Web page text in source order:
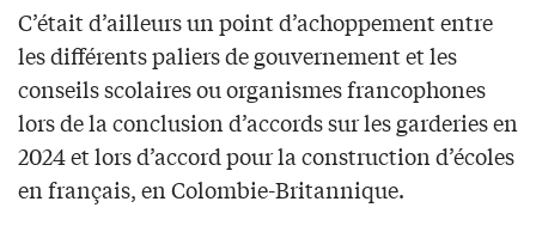
C’était d’ailleurs un point d’achoppement entre
les différents paliers de gouvernement et les
conseils scolaires ou organismes francophones
lors de la conclusion d’accords sur les garderies en
2024 et lors d’accord pour la construction d’écoles
en français, en Colombie-Britannique.